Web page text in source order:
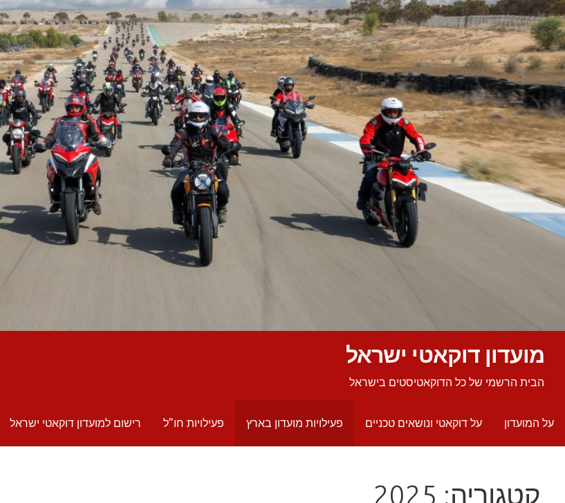
Skip
to
content
מועדון דוקאטי ישראל
הבית הרשמי של כל הדוקאטיסטים בישראל
על המועדון על דוקאטי ונושאים טכניים פעילויות מועדון בארץ פעילויות חו”ל רישום למועדון דוקאטי ישראל
קטגוריה: 2025